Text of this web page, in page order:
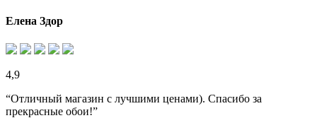
Елена Здор
4,9
“Отличный магазин с лучшими ценами). Спасибо за
прекрасные обои!”